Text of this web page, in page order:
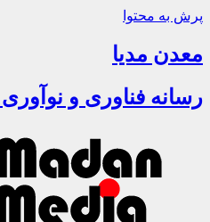
پرش به محتوا
معدن مدیا
رسانه فناوری و